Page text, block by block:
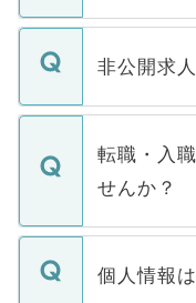
ご登録いた
登録内容を
ます。通常
いただきま
非公開求
マイナビ
うち約3割
けない「非
下記の理由
ません。
■応募殺到
転職・入
せんか？
転職・入職
ん。また、
個人情報